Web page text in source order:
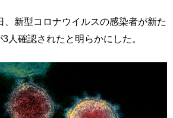
、新型コロナウイルスの感染者が新た
人確認されたと明らかにした。